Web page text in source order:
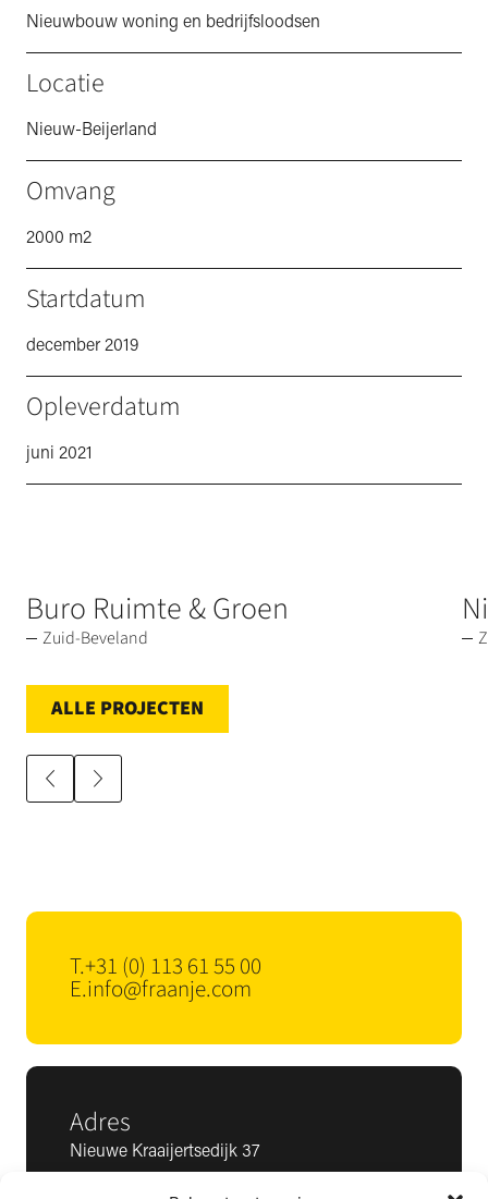
Nieuwbouw woning en bedrijfsloodsen
Locatie
Nieuw-Beijerland
Omvang
2000 m2
Startdatum
december 2019
Opleverdatum
juni 2021
Buro Ruimte & Groen
Zuid-Beveland
ALLE PROJECTEN
T.+31 (0) 113 61 55 00
E.info@fraanje.com
Adres
Nieuwe Kraaijertsedijk 37
4458 NK ’s-Heer Arendskerke